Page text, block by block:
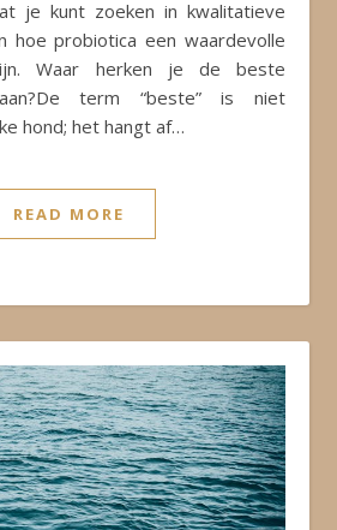
je kunt zoeken in kwalitatieve
hoe probiotica een waardevolle
Waar herken je de beste
aan?De term “beste” is niet
hond; het hangt af…
READ MORE